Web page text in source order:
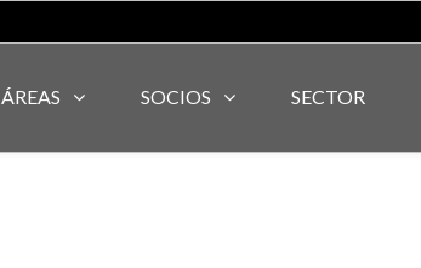
ÁREAS SOCIOS SECTOR